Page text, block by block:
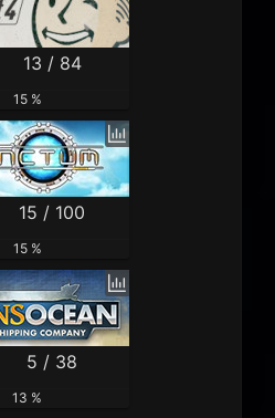
13 / 84
15 %
15 / 100
15 %
5 / 38
13 %